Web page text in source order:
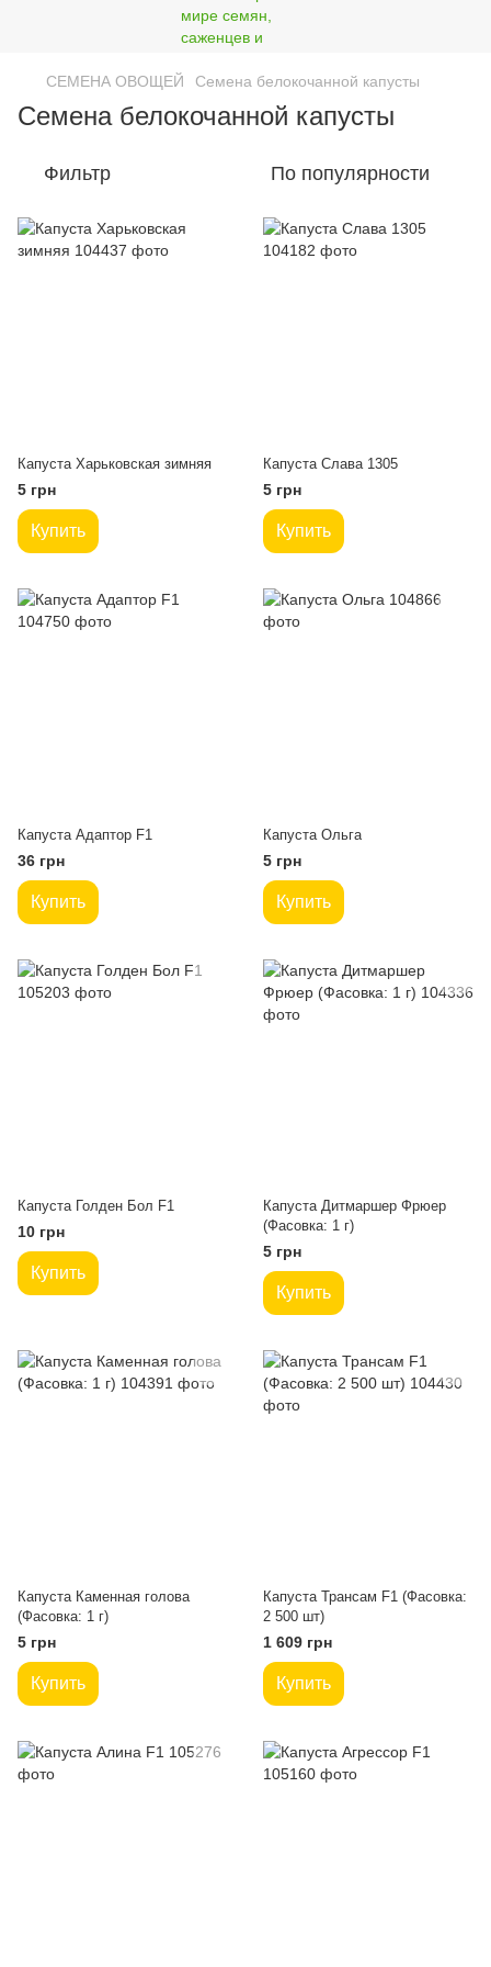
СЕМЕНА ОВОЩЕЙ Семена белокочанной капусты
Семена белокочанной капусты
Фильтр По популярности
Капуста Харьковская зимняя
5 грн
Купить
Капуста Слава 1305
5 грн
Купить
Капуста Адаптор F1
36 грн
Купить
Капуста Ольга
5 грн
Купить
Капуста Голден Бол F1
10 грн
Купить
Капуста Дитмаршер Фрюер
(Фасовка: 1 г)
5 грн
Купить
Капуста Каменная голова
(Фасовка: 1 г)
5 грн
Купить
Капуста Трансам F1 (Фасовка:
2 500 шт)
1 609 грн
Купить